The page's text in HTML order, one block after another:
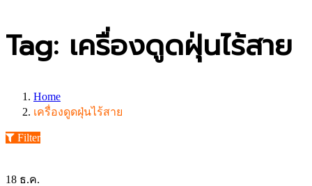
Tag: เครื่องดูดฝุ่นไร้สาย
Home
เครื่องดูดฝุ่นไร้สาย
Filter
18 ธ.ค.